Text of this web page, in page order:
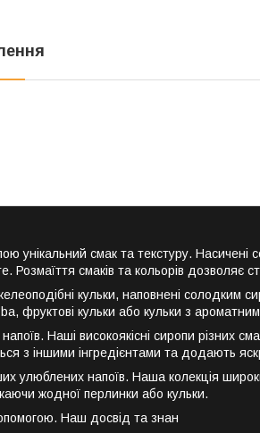
смак та текстуру. Насичені
смаків та кольорів дозволяє
кульки, наповнені
фруктові кульки або кульки з
Наші високоякісні сиропи різних
з іншими інгредієнтами та додають
напоїв. Наша колекція
жодної перлинки або кульки.
Наш досвід та знан